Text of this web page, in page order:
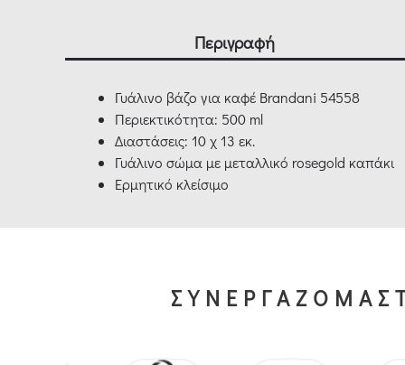
Περιγραφή
Γυάλινο βάζο για καφέ Brandani 54558
Περιεκτικότητα: 500 ml
Διαστάσεις: 10 χ 13 εκ.
Γυάλινο σώμα με μεταλλικό rosegold καπάκι
Ερμητικό κλείσιμο